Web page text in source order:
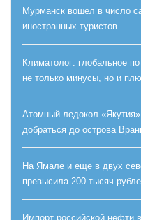
Мурманск вошел в число
иностранных туристов
Климатолог: глобальное
не только минусы, но и
Атомный ледокол
добраться до острова
На Ямале и еще в двух
превысила 200 тысяч
Импорт российской нефти